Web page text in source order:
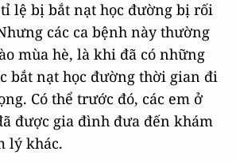
lệ bị bắt nạt học đường bị rối
các ca bệnh này thường
mùa hè, là khi đã có những
bắt nạt học đường thời gian đi
Có thể trước đó, các em ở
được gia đình đưa đến khám
lý khác.